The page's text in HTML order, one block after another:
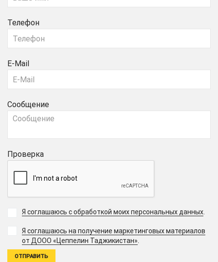
Телефон
E-Mail
Сообщение
Проверка
Я соглашаюсь с обработкой моих персональных данных
Я соглашаюсь на получение маркетинговых материалов
от ДООО «Цеппелин Таджикистан».